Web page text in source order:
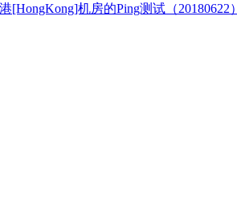
[HongKong]机房的Ping测试（20180622）